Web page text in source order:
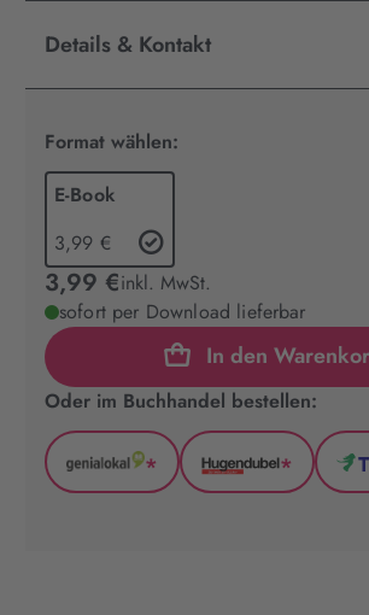
Details & Kontakt
Format wählen:
E-Book
3,99 €
3,99 €inkl. MwSt.
sofort per Download lieferbar
In den
Oder im Buchhandel bestellen:
GenialLokal
*
Hugendubel
*